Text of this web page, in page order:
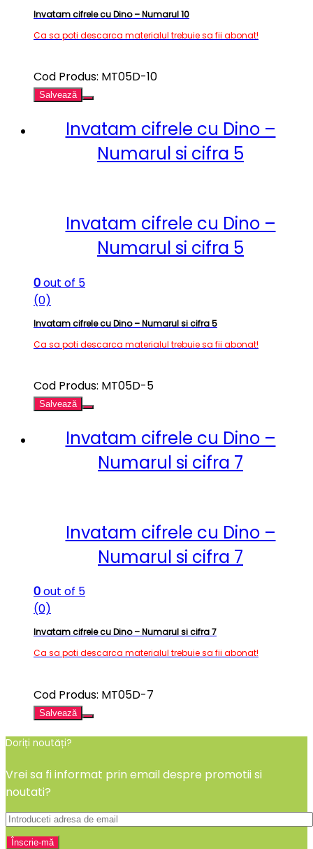
Invatam cifrele cu Dino – Numarul 10
Ca sa poti descarca materialul trebuie sa fii abonat!
Cod Produs: MT05D-10
Salvează
Invatam cifrele cu Dino –
Numarul si cifra 5
Invatam cifrele cu Dino –
Numarul si cifra 5
0out of 5
(0)
Invatam cifrele cu Dino – Numarul si cifra 5
Ca sa poti descarca materialul trebuie sa fii abonat!
Cod Produs: MT05D-5
Salvează
Invatam cifrele cu Dino –
Numarul si cifra 7
Invatam cifrele cu Dino –
Numarul si cifra 7
0out of 5
(0)
Invatam cifrele cu Dino – Numarul si cifra 7
Ca sa poti descarca materialul trebuie sa fii abonat!
Cod Produs: MT05D-7
Salvează
Doriți noutăți?
Vrei sa fi informat prin email despre promotii si
noutati?